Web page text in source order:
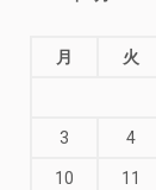
月 火
3 4
10 11